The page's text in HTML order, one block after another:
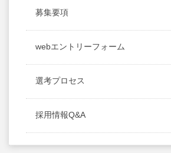
募集要項
webエントリーフォーム
選考プロセス
採用情報Q&A